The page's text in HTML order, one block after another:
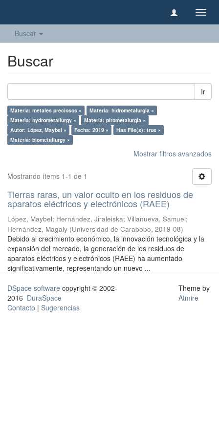
Buscar
Buscar
Ir
Materia: metales preciosos ×
Materia: hidrometalurgia ×
Materia: hydrometallurgy ×
Materia: pirometalurgia ×
Autor: López, Maybel ×
Fecha: 2019 ×
Has File(s): true ×
Materia: biometallurgy ×
Mostrar filtros avanzados
Mostrando ítems 1-1 de 1
Tierras raras, un valor oculto en los residuos de
aparatos eléctricos y electrónicos (RAEE)
López, Maybel; Hernández, Jiraleiska; Villanueva, Samuel;
Hernández, Magaly (Universidad de Carabobo, 2019-08)
Debido al crecimiento económico, la innovación tecnológica y la
expansión del mercado, la generación de los residuos de
aparatos eléctricos y electrónicos (RAEE) ha aumentado
significativamente, representando un nuevo ...
DSpace software copyright © 2002-
2016 DuraSpace
Contacto | Sugerencias
Theme by
Atmire